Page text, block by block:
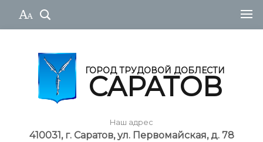
ГОРОД ТРУДОВОЙ ДОБЛЕСТИ
САРАТОВ
Наш адрес
410031, г. Саратов, ул. Первомайская, д. 78